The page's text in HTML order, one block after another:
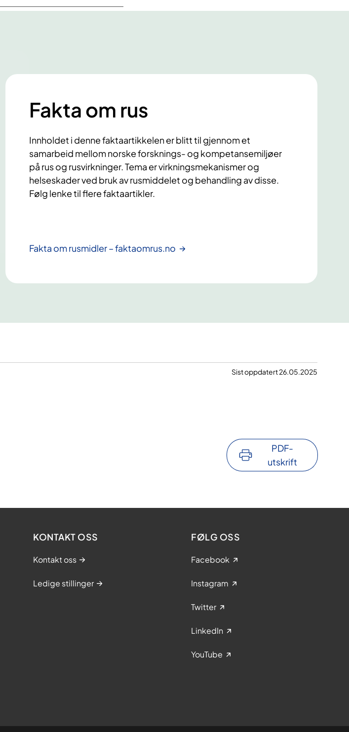
Fakta om rus
Innholdet i denne faktaartikkelen er blitt til gjennom et
samarbeid mellom norske forsknings- og kompetansemiljøer
på rus og rusvirkninger. Tema er virkningsmekanismer og
helseskader ved bruk av rusmiddelet og behandling av disse.
Følg lenke til flere faktaartikler.
Fakta om rusmidler – faktaomrus.no
Sist oppdatert 26.05.2025
PDF-
utskrift
KONTAKT OSS
Kontakt oss
Ledige stillinger
FØLG OSS
Facebook
Instagram
Twitter
LinkedIn
YouTube